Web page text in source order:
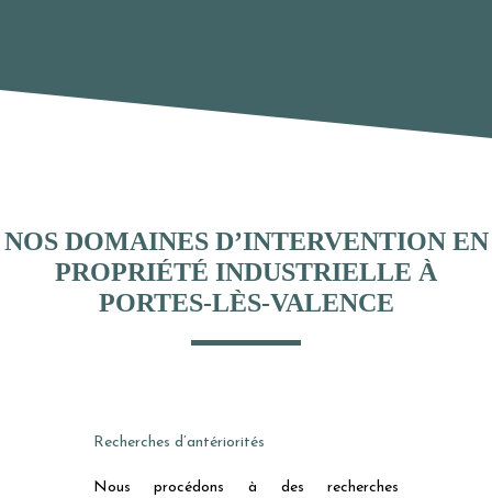
NOS DOMAINES D’INTERVENTION EN
PROPRIÉTÉ INDUSTRIELLE À
PORTES-LÈS-VALENCE
Recherches d’antériorités
Nous procédons à des recherches